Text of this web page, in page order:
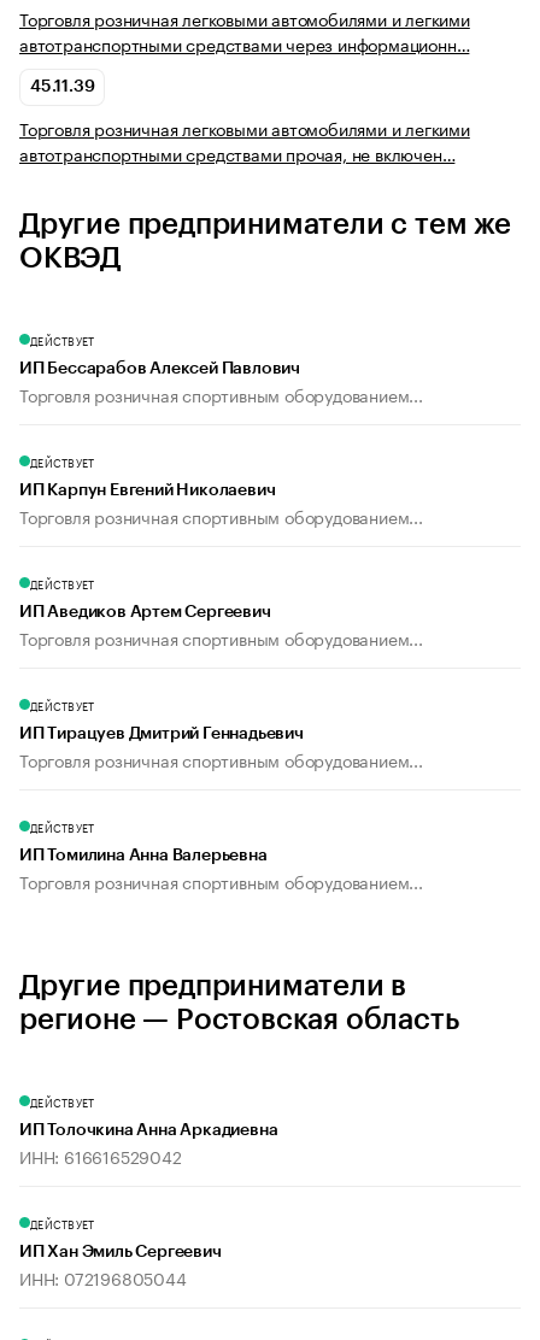
Торговля розничная легковыми автомобилями и легкими
автотранспортными средствами через информационн…
45.11.39
Торговля розничная легковыми автомобилями и легкими
автотранспортными средствами прочая, не включен…
Другие предприниматели с тем же
ОКВЭД
ДЕЙСТВУЕТ
ИП Бессарабов Алексей Павлович
Торговля розничная спортивным оборудованием...
ДЕЙСТВУЕТ
ИП Карпун Евгений Николаевич
Торговля розничная спортивным оборудованием...
ДЕЙСТВУЕТ
ИП Аведиков Артем Сергеевич
Торговля розничная спортивным оборудованием...
ДЕЙСТВУЕТ
ИП Тирацуев Дмитрий Геннадьевич
Торговля розничная спортивным оборудованием...
ДЕЙСТВУЕТ
ИП Томилина Анна Валерьевна
Торговля розничная спортивным оборудованием...
Другие предприниматели в
регионе — Ростовская область
ДЕЙСТВУЕТ
ИП Толочкина Анна Аркадиевна
ИНН: 616616529042
ДЕЙСТВУЕТ
ИП Хан Эмиль Сергеевич
ИНН: 072196805044